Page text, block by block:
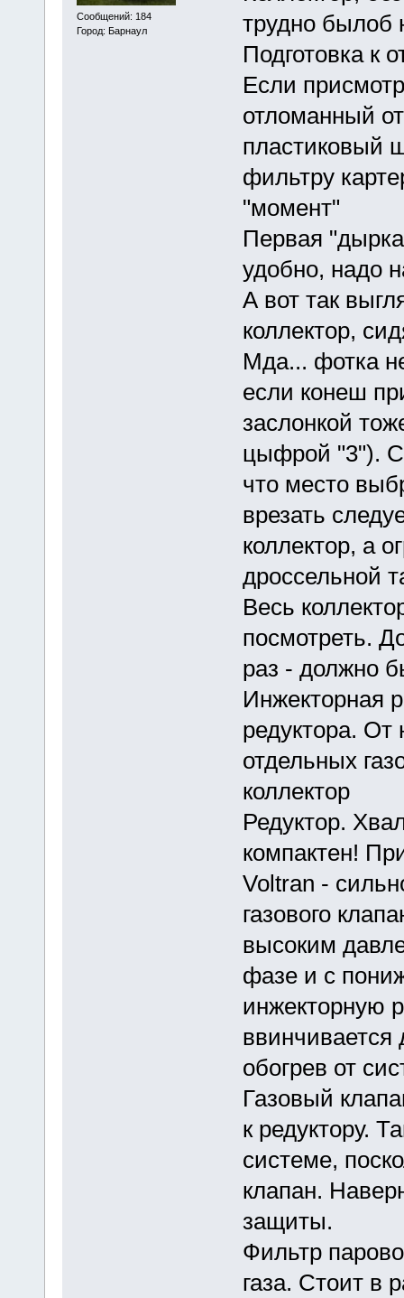
Сообщений: 184
Город: Барнаул
трудно былоб
Подготовка к
Если
отломанный
пластиковый
фильтру
"момент"
Первая
удобно, надо
А вот так
коллектор,
Мда... фотка
если конеш
заслонкой
цыфрой "3").
что место
врезать
коллектор, а
дроссельной
Весь
посмотреть.
раз - должно
Инжекторная
редуктора.
отдельных
коллектор
Редуктор.
компактен!
Voltran -
газового
высоким
фазе и с
инжекторную
ввинчивается
обогрев от
Газовый
к редуктору.
системе,
клапан.
защиты.
Фильтр
газа. Стоит в